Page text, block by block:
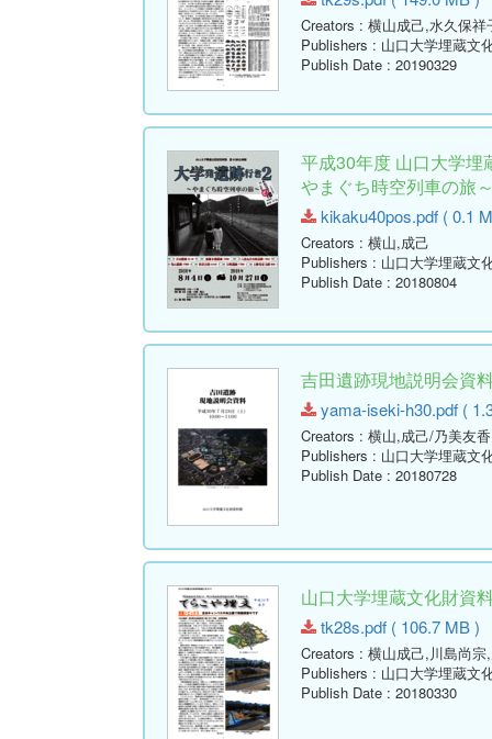
Creators : 横山成己,水久保祥
Publishers : 山口大学埋蔵文
Publish Date : 20190329
平成30年度 山口大学
やまぐち時空列車の旅
kikaku40pos.pdf ( 0.1
Creators : 横山,成己
Publishers : 山口大学埋蔵文
Publish Date : 20180804
吉田遺跡現地説明会資
yama-iseki-h30.pdf (
Creators : 横山,成己/乃美友香
Publishers : 山口大学埋蔵文
Publish Date : 20180728
山口大学埋蔵文化財資
tk28s.pdf ( 106.7 MB )
Creators : 横山成己,川島尚宗
Publishers : 山口大学埋蔵文
Publish Date : 20180330